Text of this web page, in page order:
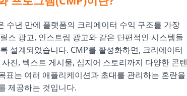
수년 만에 플랫폼의 크리에이터 수익 구조를 가장
스 광고, 인스트림 광고와 같은 단편적인 시스템들
설계되었습니다. CMP를 활성화하면, 크리에이터
진, 텍스트 게시물, 심지어 스토리까지 다양한 콘텐
표는 여러 애플리케이션과 초대를 관리하는 혼란을
제공하는 것입니다.